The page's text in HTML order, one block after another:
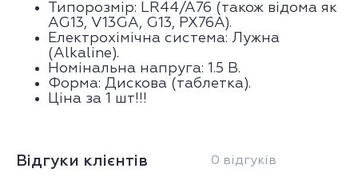
Типорозмір: LR44/A76 (також відома як
AG13, V13GA, G13, PX76A).
Електрохімічна система: Лужна
(Alkaline).
Номінальна напруга: 1.5 В.
Форма: Дискова (таблетка).
Ціна за 1 шт!!!
Відгуки клієнтів 0 відгуків